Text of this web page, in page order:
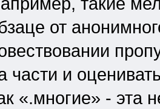
от
части и
«.многие» - эта